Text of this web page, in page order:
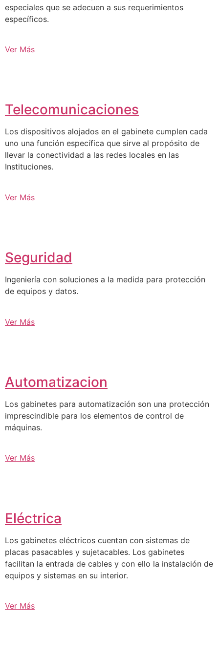
especiales que se adecuen a sus requerimientos
específicos.
Ver Más
Telecomunicaciones
Los dispositivos alojados en el gabinete cumplen cada
uno una función específica que sirve al propósito de
llevar la conectividad a las redes locales en las
Instituciones.
Ver Más
Seguridad
Ingeniería con soluciones a la medida para protección
de equipos y datos.
Ver Más
Automatizacion
Los gabinetes para automatización son una protección
imprescindible para los elementos de control de
máquinas.
Ver Más
Eléctrica
Los gabinetes eléctricos cuentan con sistemas de
placas pasacables y sujetacables. Los gabinetes
facilitan la entrada de cables y con ello la instalación de
equipos y sistemas en su interior.
Ver Más